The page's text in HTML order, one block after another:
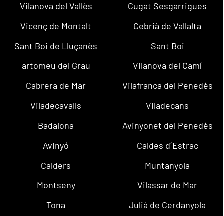
Vilanova del Vallès
Cugat Sesgarrigues
Vicenç de Montalt
Cebrià de Vallalta
Sant Boi de Lluçanès
Sant Boi
artomeu del Grau
Vilanova del Camí
Cabrera de Mar
Vilafranca del Penedès
Viladecavalls
Viladecans
Badalona
Avinyonet del Penedès
Avinyó
Caldes d´Estrac
Calders
Muntanyola
Montseny
Vilassar de Mar
Tona
Julià de Cerdanyola